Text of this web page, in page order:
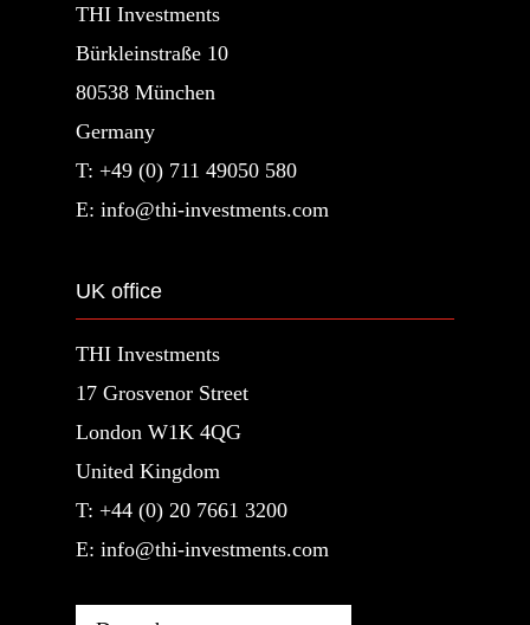
THI Investments
Bürkleinstraße 10
80538 München
Germany
T: +49 (0) 711 49050 580
E: info@thi-investments.com
UK office
THI Investments
17 Grosvenor Street
London W1K 4QG
United Kingdom
T: +44 (0) 20 7661 3200
E: info@thi-investments.com